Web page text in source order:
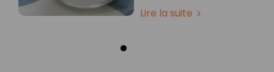
Lire la suite